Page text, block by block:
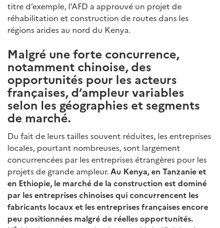
titre d’exemple, l’AFD a approuvé un projet de
réhabilitation et construction de routes dans les
régions arides au nord du Kenya.
Malgré une forte concurrence,
notamment chinoise, des
opportunités pour les acteurs
françaises, d’ampleur variables
selon les géographies et segments
de marché.
Du fait de leurs tailles souvent réduites, les entreprises
locales, pourtant nombreuses, sont largement
concurrencées par les entreprises étrangères pour les
projets de grande ampleur. Au Kenya, en Tanzanie et
en Ethiopie, le marché de la construction est dominé
par les entreprises chinoises qui concurrencent les
fabricants locaux et les entreprises françaises encore
peu positionnées malgré de réelles opportunités.